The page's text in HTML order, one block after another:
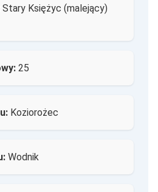
Stary Księżyc (malejący)
25
Koziorożec
Wodnik